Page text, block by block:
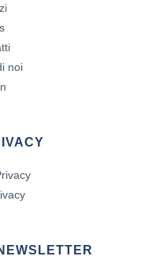
noi